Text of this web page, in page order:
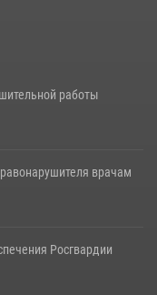
работы
врачам
Росгвардии